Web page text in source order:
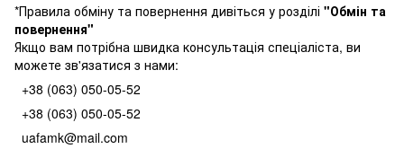
*Правила обміну та повернення дивіться у розділі "Обмін та
повернення"
Якщо вам потрібна швидка консультація спеціаліста, ви
можете зв'язатися з нами:
+38 (063) 050-05-52
+38 (063) 050-05-52
uafamk@mail.com